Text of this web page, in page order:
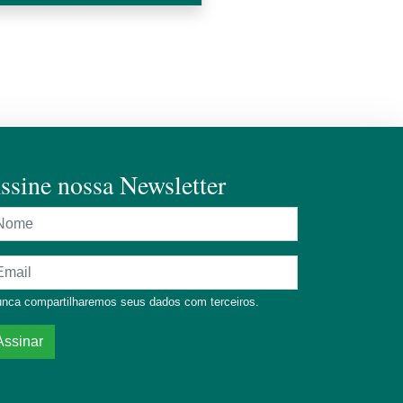
nossa Newsletter
de e-mail
compartilharemos seus dados com terceiros.